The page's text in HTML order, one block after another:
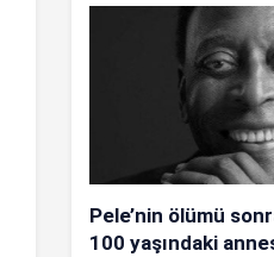
Pele’nin ölümü
100 yaşındaki